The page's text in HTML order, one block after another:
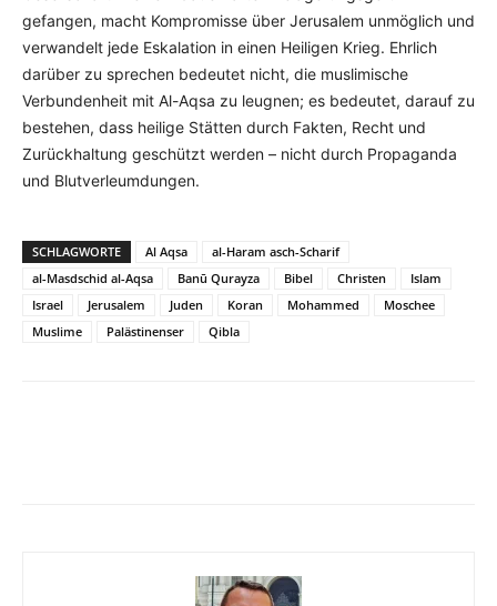
gefangen, macht Kompromisse über Jerusalem unmöglich und
verwandelt jede Eskalation in einen Heiligen Krieg. Ehrlich
darüber zu sprechen bedeutet nicht, die muslimische
Verbundenheit mit Al-Aqsa zu leugnen; es bedeutet, darauf zu
bestehen, dass heilige Stätten durch Fakten, Recht und
Zurückhaltung geschützt werden – nicht durch Propaganda
und Blutverleumdungen.
SCHLAGWORTE Al Aqsa
al-Haram asch-Scharif
al-Masdschid al-Aqsa
Banū Qurayza Bibel Christen
Islam
Israel
Jerusalem Juden Koran Mohammed
Moschee
Muslime
Palästinenser Qibla